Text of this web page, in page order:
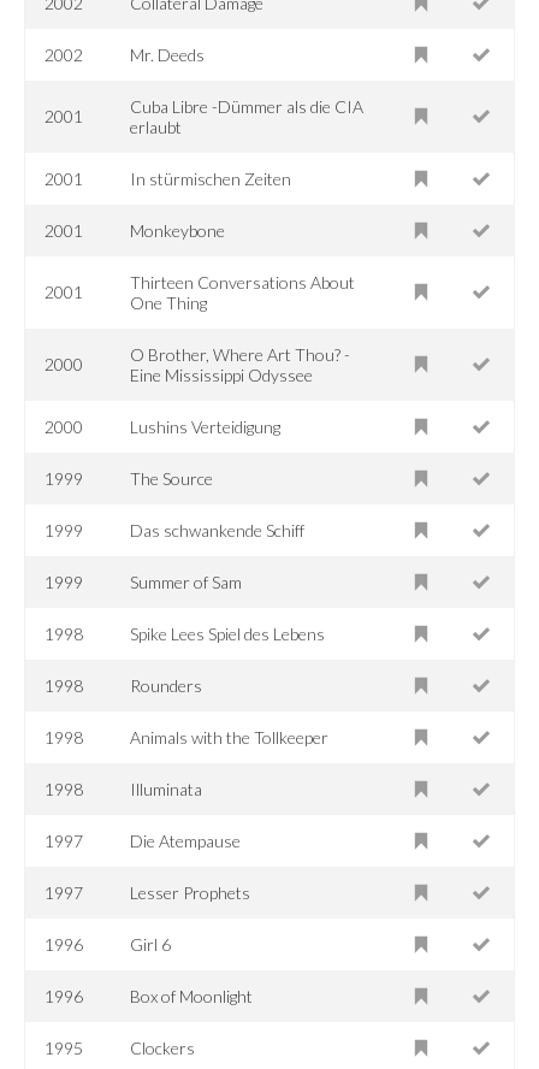
2002 Mr. Deeds
2001
Cuba Libre -Dümmer als die CIA
erlaubt
2001 In stürmischen Zeiten
2001 Monkeybone
2001
Thirteen Conversations About
One Thing
2000
O Brother, Where Art Thou? -
Eine Mississippi Odyssee
2000 Lushins Verteidigung
1999 The Source
1999 Das schwankende Schiff
1999 Summer of Sam
1998 Spike Lees Spiel des Lebens
1998 Rounders
1998 Animals with the Tollkeeper
1998 Illuminata
1997 Die Atempause
1997 Lesser Prophets
1996 Girl 6
1996 Box of Moonlight
1995 Clockers